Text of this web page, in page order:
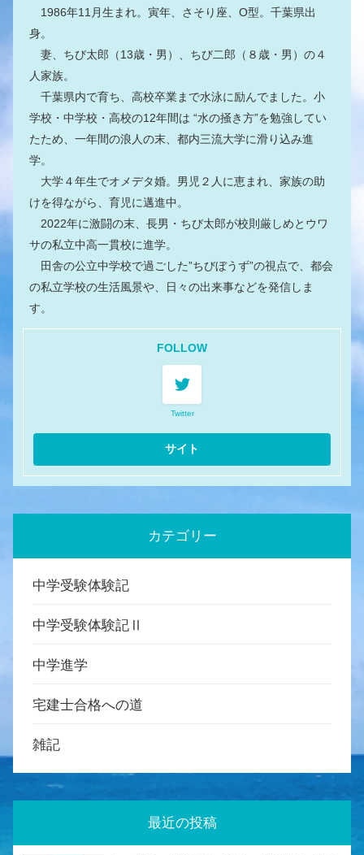
1986年11月生まれ。寅年、さそり座、O型。千葉県出
身。
妻、ちび太郎（13歳・男）、ちび二郎（８歳・男）の４
人家族。
千葉県内で育ち、高校卒業まで水泳に励んでました。小
学校・中学校・高校の12年間は “水の掻き方”を勉強してい
たため、一年間の浪人の末、都内三流大学に滑り込み進
学。
大学４年生でオメデタ婚。男児２人に恵まれ、家族の助
けを得ながら、育児に邁進中。
2022年に激闘の末、長男・ちび太郎が校則厳しめとウワ
サの私立中高一貫校に進学。
田舎の公立中学校で過ごした”ちびぼうず”の視点で、都会
の私立学校の生活風景や、日々の出来事などを発信しま
す。
FOLLOW
Twitter
カテゴリー
中学受験体験記
中学受験体験記Ⅱ
中学進学
宅建士合格への道
雑記
最近の投稿